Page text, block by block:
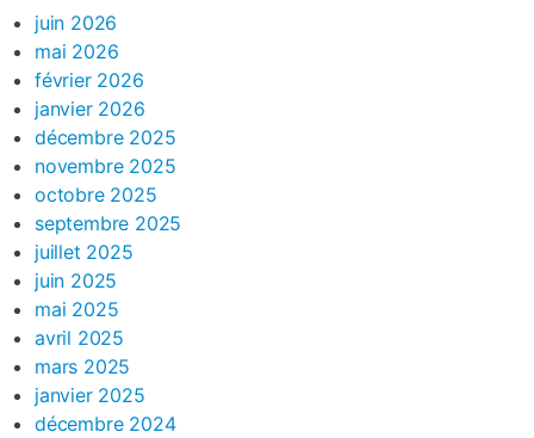
juin 2026
mai 2026
février 2026
janvier 2026
décembre 2025
novembre 2025
octobre 2025
septembre 2025
juillet 2025
juin 2025
mai 2025
avril 2025
mars 2025
janvier 2025
décembre 2024